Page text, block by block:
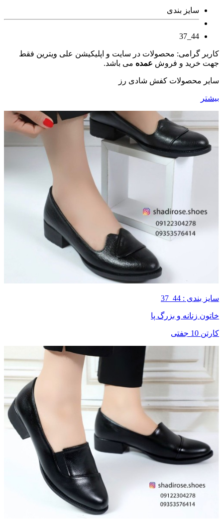
سایز بندی
44_37
کاربر گرامی: محصولات در سایت و اپلیکیشن علی ویترین فقط
جهت خرید و فروش عمده می باشد.
سایر محصولات کفش شادی رز
بیشتر
سایز بندی : 44_37
خاتون زنانه و بزرگ پا
کارتن 10 جفتی